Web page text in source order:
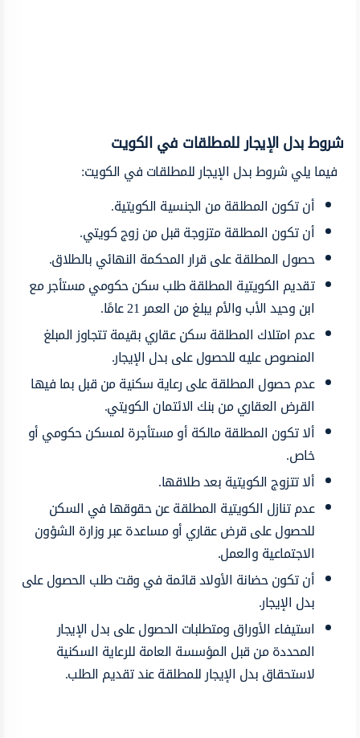
شروط بدل الإيجار للمطلقات في الكويت
فيما يلي شروط بدل الإيجار للمطلقات في الكويت:
أن تكون المطلقة من الجنسية الكويتية.
أن تكون المطلقة متزوجة قبل من زوج كويتي.
حصول المطلقة على قرار المحكمة النهائي بالطلاق.
تقديم الكويتية المطلقة طلب سكن حكومي مستأجر مع
ابن وحيد الأب والأم يبلغ من العمر 21 عامًا.
عدم امتلاك المطلقة سكن عقاري بقيمة تتجاوز المبلغ
المنصوص عليه للحصول على بدل الإيجار.
عدم حصول المطلقة على رعاية سكنية من قبل بما فيها
القرض العقاري من بنك الائتمان الكويتي.
ألا تكون المطلقة مالكة أو مستأجرة لمسكن حكومي أو
خاص.
ألا تتزوج الكويتية بعد طلاقها.
عدم تنازل الكويتية المطلقة عن حقوقها في السكن
للحصول على قرض عقاري أو مساعدة عبر وزارة الشؤون
الاجتماعية والعمل.
أن تكون حضانة الأولاد قائمة في وقت طلب الحصول على
بدل الإيجار.
استيفاء الأوراق ومتطلبات الحصول على بدل الإيجار
المحددة من قبل المؤسسة العامة للرعاية السكنية
لاستحقاق بدل الإيجار للمطلقة عند تقديم الطلب.